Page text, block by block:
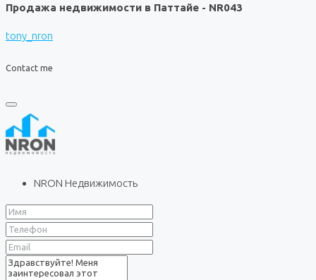
Продажа недвижимости в Паттайе - NR043
tony_nron
Contact me
NRON Недвижимость